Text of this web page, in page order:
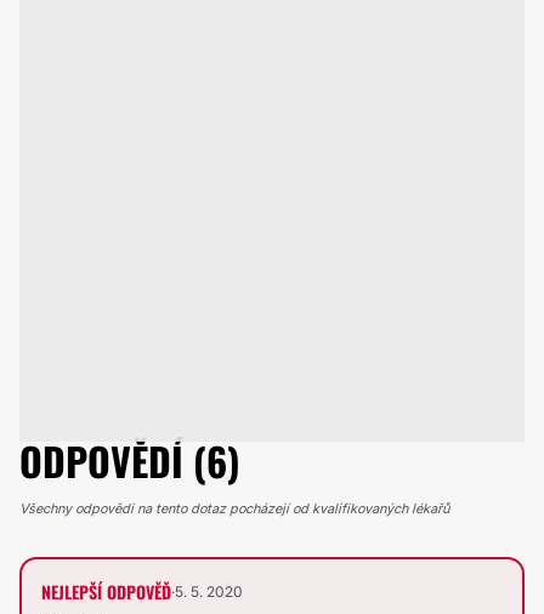
ODPOVĚDÍ (6)
Všechny odpovědi na tento dotaz pocházejí od kvalifikovaných lékařů
NEJLEPŠÍ ODPOVĚĎ·5. 5. 2020